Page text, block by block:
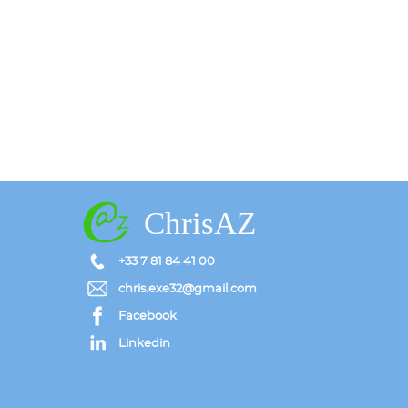
ChrisAZ
+33 7 81 84 41 00
chris.exe32@gmail.com
Facebook
Linkedin